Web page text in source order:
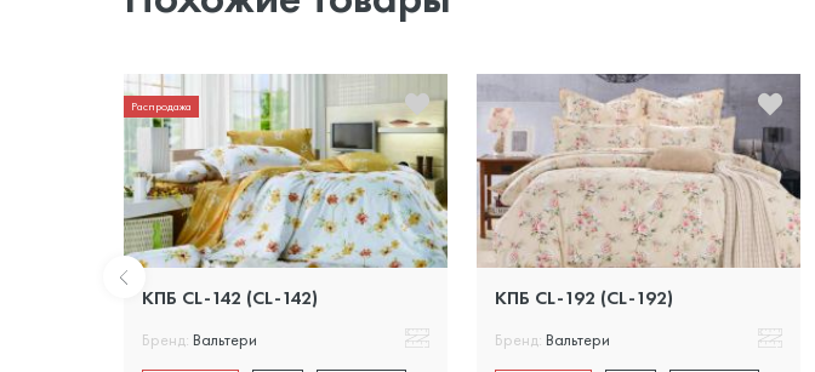
Распродажа
КПБ CL-142 (CL-142)
Бренд: Вальтери
КПБ CL-192 (CL-192)
Бренд: Вальтери